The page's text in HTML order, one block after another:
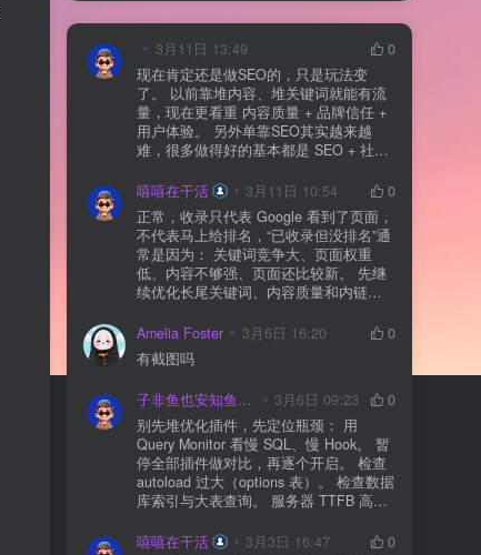
3月11日 13:49
0
现在肯定还是做SEO的，只是玩法变
了。 以前靠堆内容、堆关键词就能有流
量，现在更看重 内容质量 + 品牌信任 +
用户体验。 另外单靠SEO其实越来越
难，很多做得好的基本都是 SEO + 社媒
质还是一个长期获客渠道，但不能再当
成唯一渠道了。
嘻嘻在干活 3月11日 10:54
0
正常，收录只代表 Google 看到了页面，
不代表马上给排名，“已收录但没排名”通
常是因为： 关键词竞争大、页面权重
低、内容不够强、页面还比较新。 先继
续优化长尾关键词、内容质量和内链，
Amelia Foster
3月6日 16:20
0
有截图吗
子非鱼也安知鱼之乐 3月6日 09:23
0
别先堆优化插件，先定位瓶颈： 用
Query Monitor 看慢 SQL、慢 Hook。 暂
停全部插件做对比，再逐个开启。 检查
autoload 过大（options 表）。 检查数据
库索引与大表查询。 服务器 TTFB 高就
嘻嘻在干活
3月3日 16:47
0